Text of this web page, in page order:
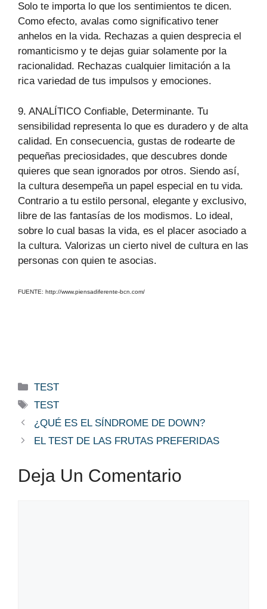
Solo te importa lo que los sentimientos te dicen.
Como efecto, avalas como significativo tener
anhelos en la vida. Rechazas a quien desprecia el
romanticismo y te dejas guiar solamente por la
racionalidad. Rechazas cualquier limitación a la
rica variedad de tus impulsos y emociones.
9. ANALÍTICO Confiable, Determinante. Tu
sensibilidad representa lo que es duradero y de alta
calidad. En consecuencia, gustas de rodearte de
pequeñas preciosidades, que descubres donde
quieres que sean ignorados por otros. Siendo así,
la cultura desempeña un papel especial en tu vida.
Contrario a tu estilo personal, elegante y exclusivo,
libre de las fantasías de los modismos. Lo ideal,
sobre lo cual basas la vida, es el placer asociado a
la cultura. Valorizas un cierto nivel de cultura en las
personas con quien te asocias.
FUENTE: http://www.piensadiferente-bcn.com/
Categorías
TEST
Etiquetas
TEST
¿QUÉ ES EL SÍNDROME DE DOWN?
EL TEST DE LAS FRUTAS PREFERIDAS
Deja Un Comentario